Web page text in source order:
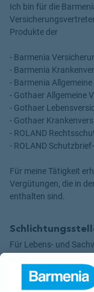
Ich bin für die
Produkte der
- Barmenia
- Barmenia
- Barmenia
- Gothaer Allgemeine
- Gothaer
- Gothaer
- ROLAND
- ROLAND
Für meine Tätigkeit
Vergütungen, die in
enthalten sind.
Für Lebens- und
Postfach 080632,